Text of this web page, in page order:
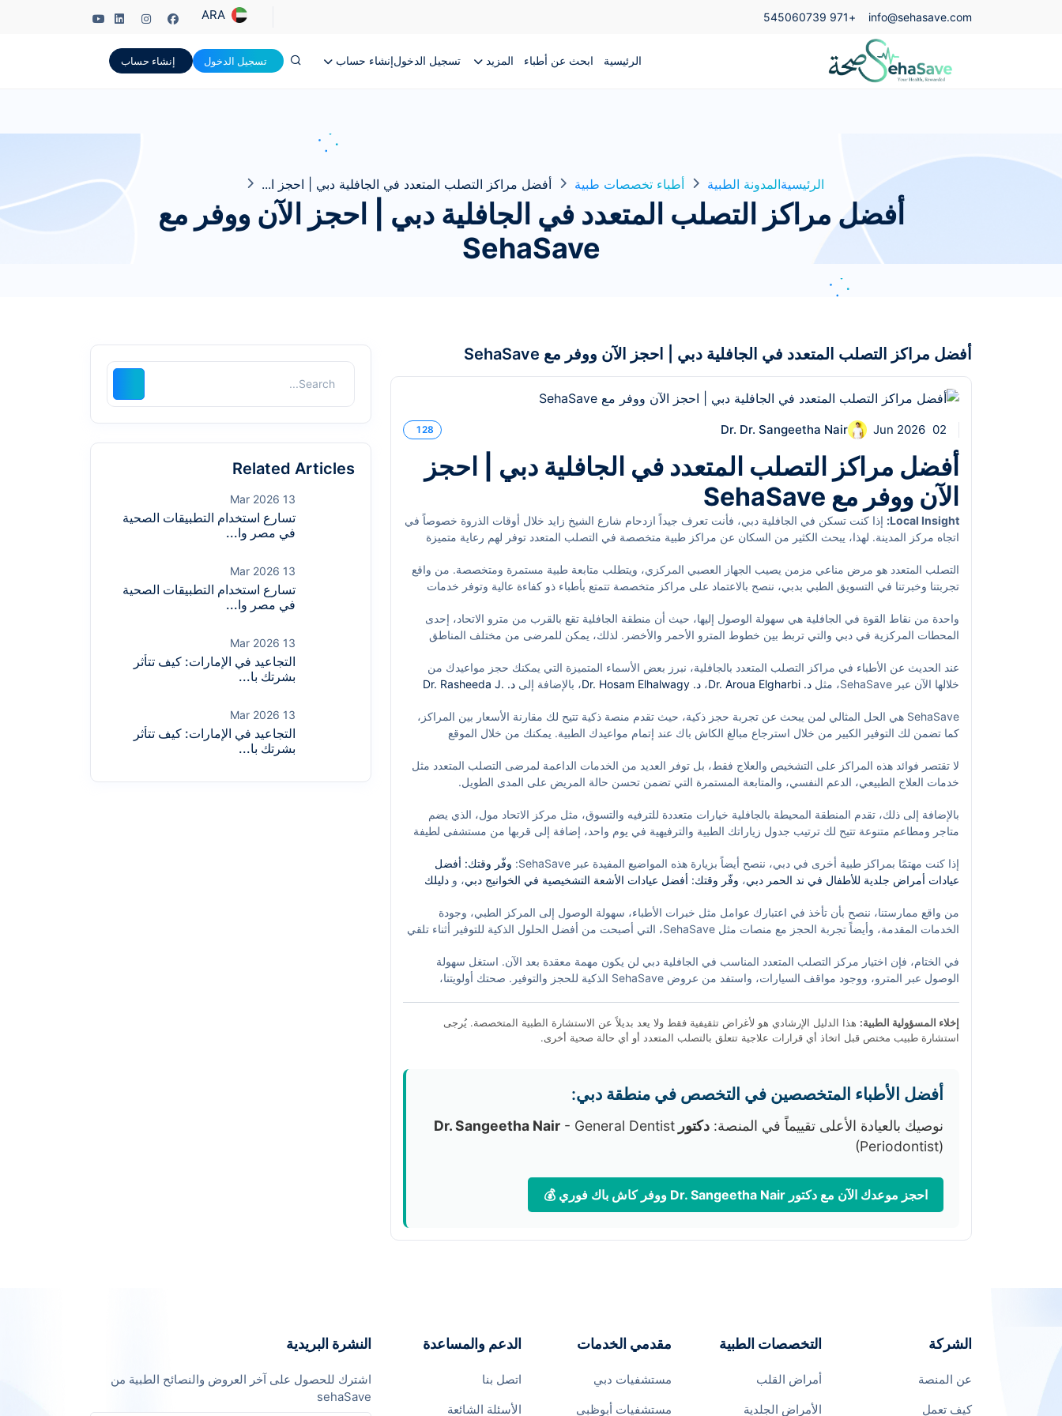
info@sehasave.com
+971 545060739
ARA
الرئيسية ابحث عن أطباء المزيد تسجيل الدخولإنشاء حساب تسجيل الدخول إنشاء حساب
الرئيسيةالمدونة الطبية أطباء تخصصات طبية أفضل مراكز التصلب المتعدد في الجافلية دبي | احجز ا...
أفضل مراكز التصلب المتعدد في الجافلية دبي | احجز الآن ووفر مع
SehaSave
أفضل مراكز التصلب المتعدد في الجافلية دبي | احجز الآن ووفر مع SehaSave
02 Jun 2026
Dr. Dr. Sangeetha Nair
128
أفضل مراكز التصلب المتعدد في الجافلية دبي | احجز
الآن ووفر مع SehaSave
Local Insight: إذا كنت تسكن في الجافلية دبي، فأنت تعرف جيداً ازدحام شارع الشيخ زايد خلال أوقات الذروة خصوصاً في
اتجاه مركز المدينة. لهذا، يبحث الكثير من السكان عن مراكز طبية متخصصة في التصلب المتعدد توفر لهم رعاية متميزة
الاستراتيجية المتاحة بسهولة للمرضى من كافة أنحاء دبي بفضل قربها من مترو الاتحاد ومواقف السيارات المتوفرة في
مركز الجافلية التجاري.
التصلب المتعدد هو مرض مناعي مزمن يصيب الجهاز العصبي المركزي، ويتطلب متابعة طبية مستمرة ومتخصصة. من واقع
تجربتنا وخبرتنا في التسويق الطبي بدبي، ننصح بالاعتماد على مراكز متخصصة تتمتع بأطباء ذو كفاءة عالية وتوفر خدمات
SehaSave خيارات حجز ذكية تضمن لك التوفير واسترجاع الكاش باك بذكاء.
واحدة من نقاط القوة في الجافلية هي سهولة الوصول إليها، حيث أن منطقة الجافلية تقع بالقرب من مترو الاتحاد، إحدى
المحطات المركزية في دبي والتي تربط بين خطوط المترو الأحمر والأخضر. لذلك، يمكن للمرضى من مختلف المناطق
مول، مما يسهل على الزوار الوصول للمواعيد الطبية دون مشاكل.
عند الحديث عن الأطباء في مراكز التصلب المتعدد بالجافلية، نبرز بعض الأسماء المتميزة التي يمكنك حجز مواعيدك من
خلالها الآن عبر SehaSave، مثل
د. Dr. Aroua Elgharbi ، د. Dr. Hosam Elhalwagy ، بالإضافة إلى
د. Dr. Rasheeda J.
مع حالة كل مريض.SehaSave هي الحل المثالي لمن يبحث عن تجربة حجز ذكية، حيث تقدم منصة ذكية تتيح لك مقارنة الأسعار بين المراكز،
كما تضمن لك التوفير الكبير من خلال استرجاع مبالغ الكاش باك عند إتمام مواعيدك الطبية. يمكنك من خلال الموقع
المتكررة.
لا تقتصر فوائد هذه المراكز على التشخيص والعلاج فقط، بل توفر العديد من الخدمات الداعمة لمرضى التصلب المتعدد مثل
خدمات العلاج الطبيعي، الدعم النفسي، والمتابعة المستمرة التي تضمن تحسن حالة المريض على المدى الطويل.
بالإضافة إلى ذلك، تقدم المنطقة المحيطة بالجافلية خيارات متعددة للترفيه والتسوق، مثل مركز الاتحاد مول، الذي يضم
متاجر ومطاعم متنوعة تتيح لك ترتيب جدول زياراتك الطبية والترفيهية في يوم واحد، إضافة إلى قربها من مستشفى لطيفة
إذا كنت مهتمًا بمراكز طبية أخرى في دبي، ننصح أيضاً بزيارة هذه المواضيع المفيدة عبر SehaSave:
وفّر وقتك: أفضل
عيادات أمراض جلدية للأطفال في ند الحمر دبي، وفّر وقتك: أفضل عيادات الأشعة التشخيصية في الخوانيج دبي، و دليلك
من واقع ممارستنا، ننصح بأن تأخذ في اعتبارك عوامل مثل خبرات الأطباء، سهولة الوصول إلى المركز الطبي، وجودة
الخدمات المقدمة، وأيضاً تجربة الحجز مع منصات مثل SehaSave، التي أصبحت من أفضل الحلول الذكية للتوفير أثناء تلقي
في الختام، فإن اختيار مركز التصلب المتعدد المناسب في الجافلية دبي لن يكون مهمة معقدة بعد الآن. استغل سهولة
الوصول عبر المترو، ووجود مواقف السيارات، واستفد من عروض SehaSave الذكية للحجز والتوفير. صحتك أولويتنا،
إخلاء المسؤولية الطبية: هذا الدليل الإرشادي هو لأغراض تثقيفية فقط ولا يعد بديلاً عن الاستشارة الطبية المتخصصة. يُرجى
استشارة طبيب مختص قبل اتخاذ أي قرارات علاجية تتعلق بالتصلب المتعدد أو أي حالة صحية أخرى.
أفضل الأطباء المتخصصين في التخصص في منطقة دبي:
نوصيك بالعيادة الأعلى تقييماً في المنصة: دكتور Dr. Sangeetha Nair - General Dentist
(Periodontist)
احجز موعدك الآن مع دكتور Dr. Sangeetha Nair ووفر كاش باك فوري 💰
Related Articles
13 Mar 2026
تسارع استخدام التطبيقات الصحية
في مصر وا...
13 Mar 2026
تسارع استخدام التطبيقات الصحية
في مصر وا...
13 Mar 2026
التجاعيد في الإمارات: كيف تتأثر
بشرتك با...
13 Mar 2026
التجاعيد في الإمارات: كيف تتأثر
بشرتك با...
الشركة
عن المنصة
كيف تعمل
التخصصات الطبية
أمراض القلب
الأمراض الجلدية
مقدمي الخدمات
مستشفيات دبي
مستشفيات أبوظبي
الدعم والمساعدة
اتصل بنا
الأسئلة الشائعة
النشرة البريدية
اشترك للحصول على آخر العروض والنصائح الطبية من
sehaSave